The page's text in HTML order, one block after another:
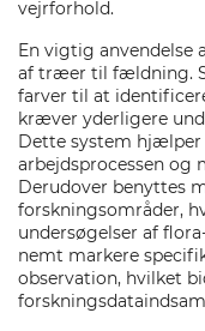
vejrforhold.
En vigtig anvendelse
af træer til fældning.
farver til at
kræver yderligere
Dette system
arbejdsprocessen og
Derudover benyttes
forskningsområder,
undersøgelser af
nemt markere
observation, hvilket